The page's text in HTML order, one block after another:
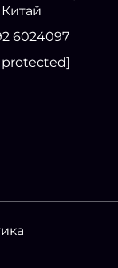
6024097
protected]